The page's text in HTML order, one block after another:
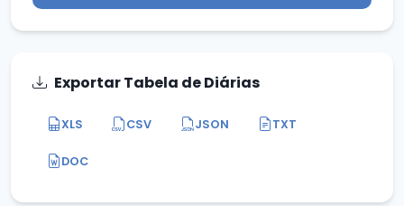
Exportar Tabela de Diárias
XLS CSV JSON TXT
DOC